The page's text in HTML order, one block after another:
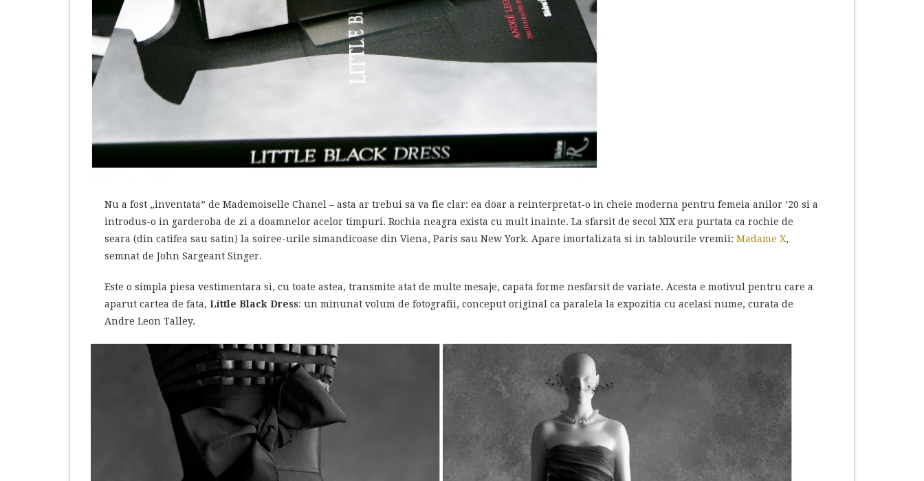
Nu a fost „inventata” de Mademoiselle Chanel – asta ar trebui sa va fie clar: ea doar a reinterpretat-o in cheie moderna pentru femeia anilor ’20 si a
introdus-o in garderoba de zi a doamnelor acelor timpuri. Rochia neagra exista cu mult inainte. La sfarsit de secol XIX era purtata ca rochie de
seara (din catifea sau satin) la soiree-urile simandicoase din Viena, Paris sau New York. Apare imortalizata si in tablourile vremii: Madame X,
semnat de John Sargeant Singer.
Este o simpla piesa vestimentara si, cu toate astea, transmite atat de multe mesaje, capata forme nesfarsit de variate. Acesta e motivul pentru care a
aparut cartea de fata, Little Black Dress: un minunat volum de fotografii, conceput original ca paralela la expozitia cu acelasi nume, curata de
Andre Leon Talley.